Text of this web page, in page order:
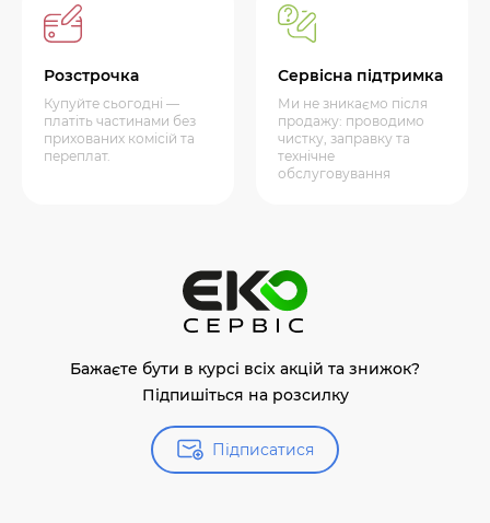
Розстрочка
Купуйте сьогодні —
платіть частинами без
прихованих комісій та
переплат.
Сервісна підтримка
Ми не зникаємо після
продажу: проводимо
чистку, заправку та
технічне
обслуговування
Бажаєте бути в курсі всіх акцій та знижок?
Підпишіться на розсилку
Підписатися